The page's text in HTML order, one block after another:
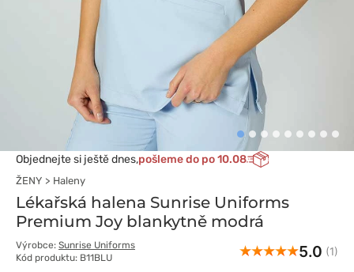
Objednejte si ještě dnes,pošleme do po 10.08
ŽENY Haleny
Lékařská halena Sunrise Uniforms
Premium Joy blankytně modrá
Výrobce: Sunrise Uniforms
Kód produktu: B11BLU
5.0 (1)